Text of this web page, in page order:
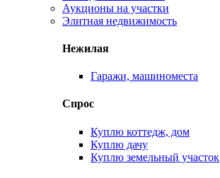
Аукционы на участки
Элитная недвижимость
Нежилая
Гаражи, машиноместа
Спрос
Куплю коттедж, дом
Куплю дачу
Куплю земельный участок